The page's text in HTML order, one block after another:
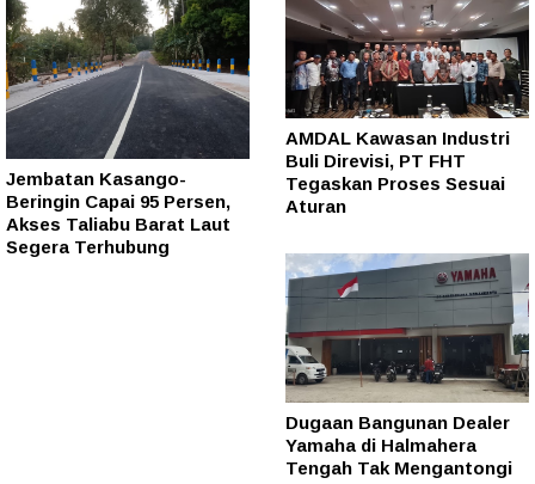
Jembatan Kasango-
Beringin Capai 95 Persen,
Akses Taliabu Barat Laut
Segera Terhubung
AMDAL Kawasan Industri
Buli Direvisi, PT FHT
Tegaskan Proses Sesuai
Aturan
Dugaan Bangunan Dealer
Yamaha di Halmahera
Tengah Tak Mengantongi